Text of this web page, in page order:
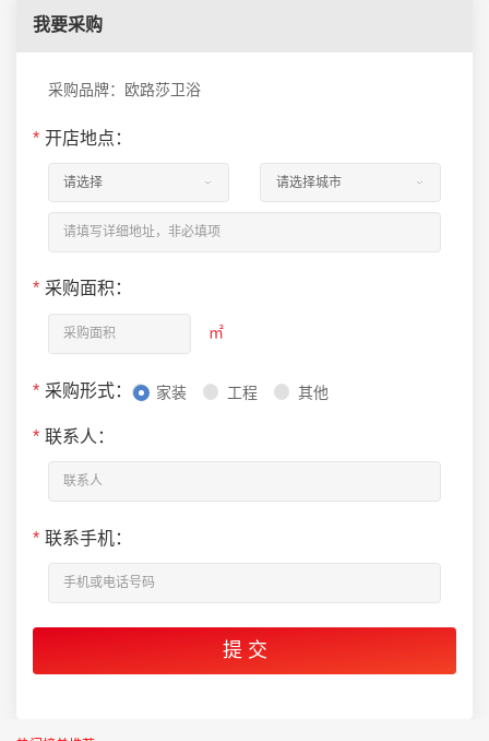
我要采购
采购品牌：欧路莎卫浴
* 开店地点：
* 采购面积：
㎡
* 采购形式： 家装 工程 其他
* 联系人：
* 联系手机：